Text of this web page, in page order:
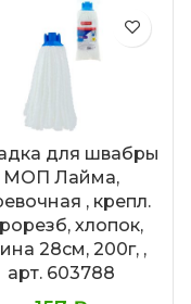
для швабры
МОП Лайма,
, крепл.
хлопок,
28см, 200г, ,
арт. 603788